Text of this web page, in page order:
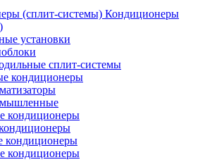
Кондиционеры
установки
сплит-системы
кондиционеры
кондиционеры
кондиционеры
кондиционеры